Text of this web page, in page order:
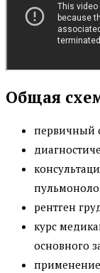
Общая
первичный
рентген
курс
основного